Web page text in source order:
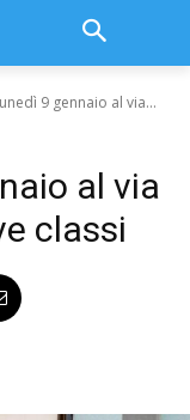
9 gennaio al via...
al via
classi